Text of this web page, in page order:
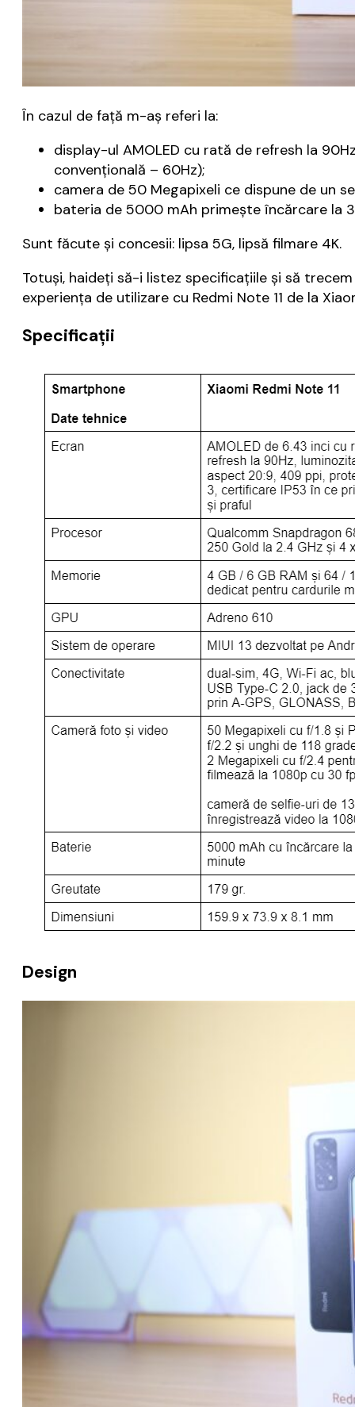
În cazul de față m-aș referi la:
display-ul AMOLED cu rată de refresh la
convențională – 60Hz);
camera de 50 Megapixeli ce dispune de un
bateria de 5000 mAh primește încărcare la
Sunt făcute și concesii: lipsa 5G, lipsă filmare 4K.
Totuși, haideți să-i listez specificațiile și să
experiența de utilizare cu Redmi Note 11 de la
Specificații
Design